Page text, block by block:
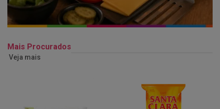
Mais Procurados
Veja mais